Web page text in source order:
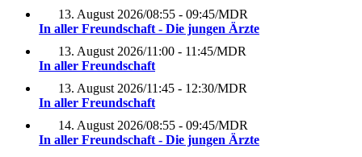
13. August 2026/08:55 - 09:45/MDR
In aller Freundschaft - Die jungen Ärzte
13. August 2026/11:00 - 11:45/MDR
In aller Freundschaft
13. August 2026/11:45 - 12:30/MDR
In aller Freundschaft
14. August 2026/08:55 - 09:45/MDR
In aller Freundschaft - Die jungen Ärzte